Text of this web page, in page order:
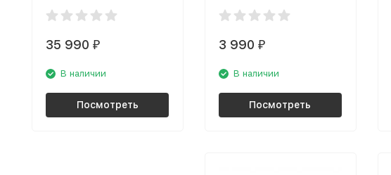
35 990 ₽
В наличии
Посмотреть
3 990 ₽
В наличии
Посмотреть